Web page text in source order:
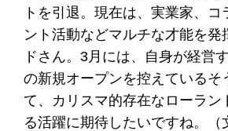
トを引退。現在は、実業家、コ
ント活動などマルチな才能を発
ドさん。3月には、自身が経営
の新規オープンを控えているそ
て、カリスマ的存在なローラン
る活躍に期待したいですね。（